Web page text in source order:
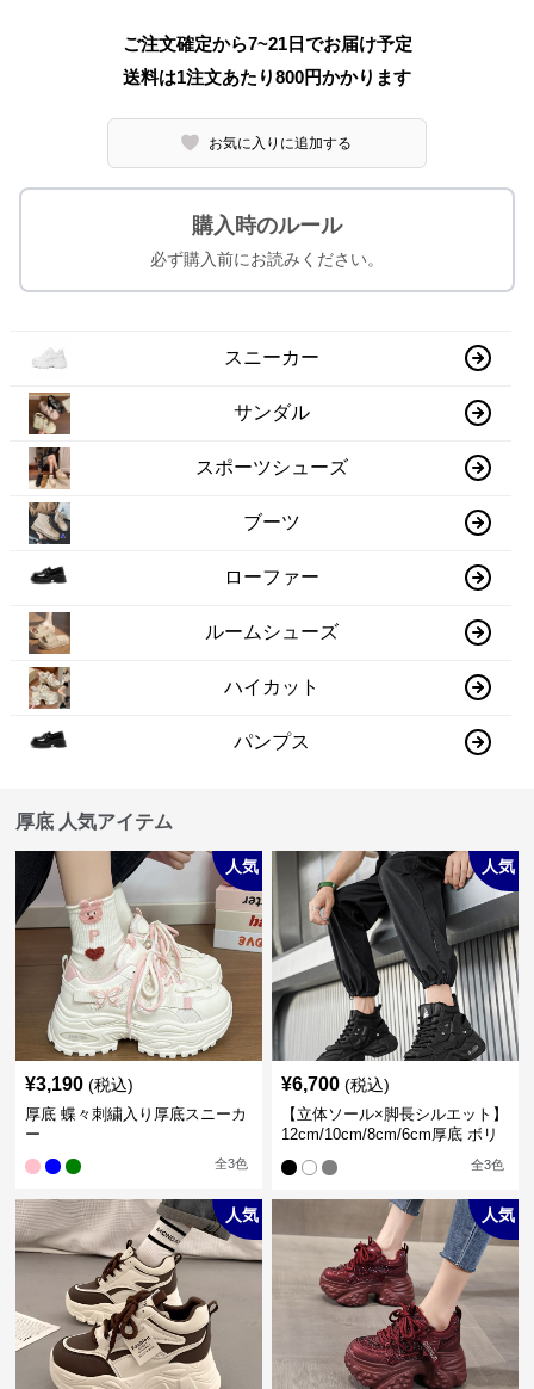
ご注文確定から7~21日でお届け予定
送料は1注文あたり800円かかります
お気に入りに追加する
購入時のルール
必ず購入前にお読みください。
スニーカー
サンダル
スポーツシューズ
ブーツ
ローファー
ルームシューズ
ハイカット
パンプス
厚底 人気アイテム
人気
¥3,190 (税込)
厚底 蝶々刺繍入り厚底スニーカ
ー
全3色
人気
¥6,700 (税込)
【立体ソール×脚長シルエット】
12cm/10cm/8cm/6cm厚底 ボリ
トスニーカー｜スニーカー・ハ
全3色
人気 人気